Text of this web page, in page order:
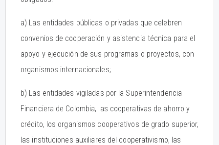
a) Las entidades públicas o privadas que celebren
convenios de cooperación y asistencia técnica para el
apoyo y ejecución de sus programas o proyectos, con
organismos internacionales;
b) Las entidades vigiladas por la Superintendencia
Financiera de Colombia, las cooperativas de ahorro y
crédito, los organismos cooperativos de grado superior,
las instituciones auxiliares del cooperativismo, las